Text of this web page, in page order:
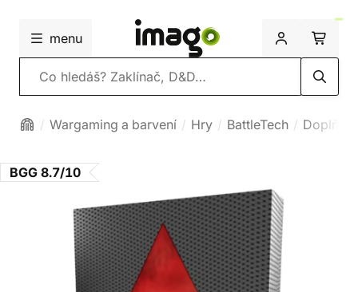
menu
Vyhledávání
Wargaming a barvení Hry BattleTech
BGG 8.7/10